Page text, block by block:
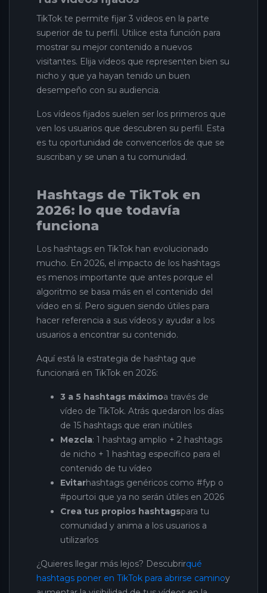
TikTok te permite fijar 3 videos en la parte
superior de tu perfil. Utilice esta función para
mostrar su mejor contenido a nuevos
visitantes. Elija videos que representen bien su
nicho y que ya hayan tenido un buen
desempeño con su audiencia.
Los vídeos fijados suelen ser los primeros que
ven los usuarios que descubren su perfil. Esta
es tu oportunidad de convencerlos de que se
suscriban y se unan a tu comunidad.
Hashtags de TikTok en
2026: lo que todavía
funciona
Los hashtags en TikTok han evolucionado
mucho. En 2026, el impacto de los hashtags
es menos importante que antes porque el
algoritmo se basa más en el contenido del
vídeo en sí. Pero siguen siendo útiles para
hacer referencia a sus vídeos y ayudar a los
usuarios a encontrar su contenido.
Aquí está la estrategia de hashtag que
funcionará en TikTok en 2026:
3 a 5 hashtags máximoa través de
vídeo de TikTok. Atrás quedaron los días
de 15 hashtags que eran inútiles
Mezcla: 1 hashtag amplio + 2 hashtags
de nicho + 1 hashtag específico para el
contenido de tu vídeo
Evitarhashtags genéricos como #fyp o
#pourtoi que ya no serán útiles en 2026
Crea tus propios hashtagspara tu
comunidad y anima a los usuarios a
utilizarlos
¿Quieres llegar más lejos? Descubrirqué
hashtags poner en TikTok para abrirse caminoy